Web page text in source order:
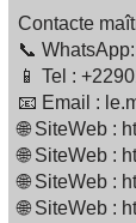
Contacte
📞
📱 Tel :
📧 Email :
🌐 SiteWeb :
🌐 SiteWeb :
🌐 SiteWeb :
🌐 SiteWeb :